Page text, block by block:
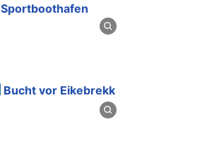
Sportboothafen
Bucht vor Eikebrekk